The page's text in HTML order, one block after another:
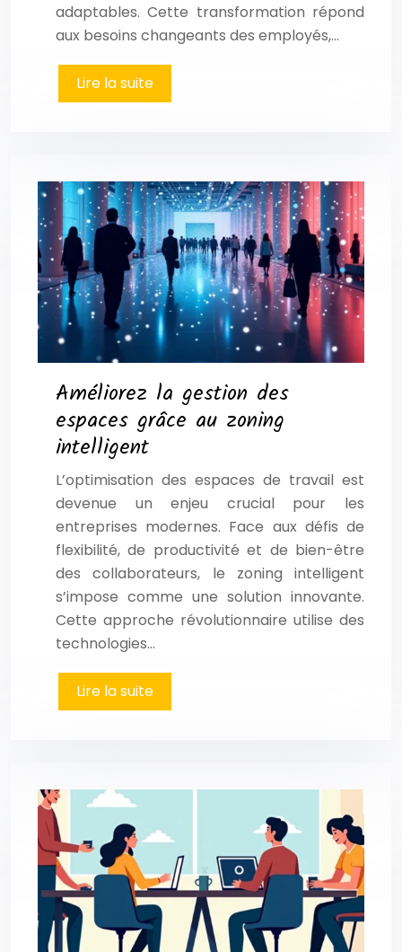
adaptables. Cette transformation répond
aux besoins changeants des employés,…
Lire la suite
Améliorez la gestion des
espaces grâce au zoning
intelligent
L’optimisation des espaces de travail est
devenue un enjeu crucial pour les
entreprises modernes. Face aux défis de
flexibilité, de productivité et de bien-être
des collaborateurs, le zoning intelligent
s’impose comme une solution innovante.
Cette approche révolutionnaire utilise des
technologies…
Lire la suite